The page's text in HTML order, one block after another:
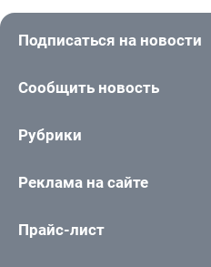
Подписаться на новости
Сообщить новость
Рубрики
Реклама на сайте
Прайс-лист